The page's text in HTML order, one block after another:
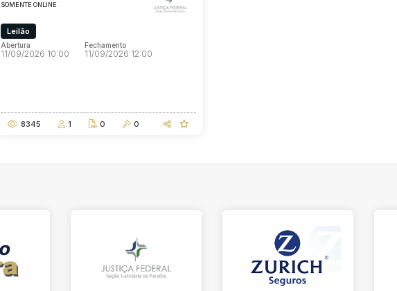
SOMENTE ONLINE
Leilão
Abertura
11/09/2026 10:00
Fechamento
11/09/2026 12:00
8345 1 0 0